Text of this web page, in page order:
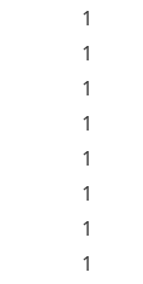
1
1
1
1
1
1
1
1